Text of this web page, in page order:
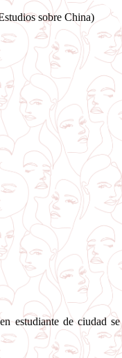
sobre China)
estudiante de ciudad